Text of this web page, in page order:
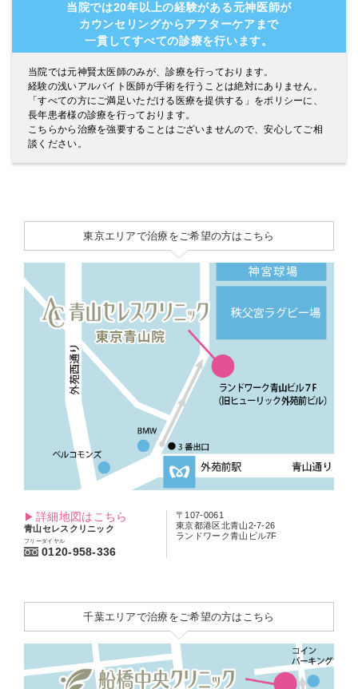
当院では20年以上の経験がある元神医師が
カウンセリングからアフターケアまで
一貫してすべての診療を行います。
当院では元神賢太医師のみが、診療を行っております。
経験の浅いアルバイト医師が手術を行うことは絶対にありません。
「すべての方にご満足いただける医療を提供する」をポリシーに、
長年患者様の診療を行っております。
こちらから治療を強要することはございませんので、安心してご相
談ください。
東京エリアで治療をご希望の方はこちら
詳細地図はこちら
青山セレスクリニック
フリーダイヤル
0120-958-336
〒107-0061
東京都港区北青山2-7-26
ランドワーク青山ビル7F
千葉エリアで治療をご希望の方はこちら